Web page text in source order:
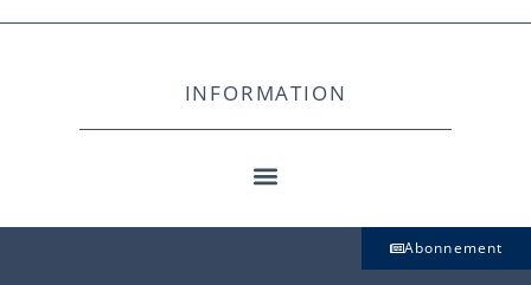
INFORMATION
Abonnement